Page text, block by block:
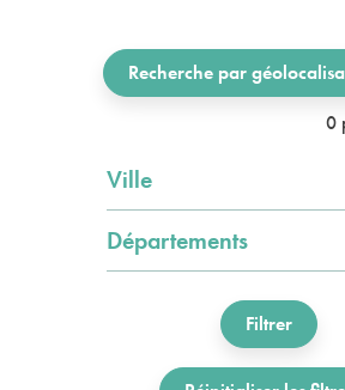
Recherche par
0
Ville
Départements
Filtrer